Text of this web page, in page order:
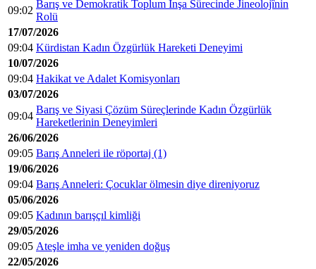
09:02
Barış ve Demokratik Toplum İnşa Sürecinde Jineolojînin
Rolü
17/07/2026
09:04 Kürdistan Kadın Özgürlük Hareketi Deneyimi
10/07/2026
09:04 Hakikat ve Adalet Komisyonları
03/07/2026
09:04
Barış ve Siyasi Çözüm Süreçlerinde Kadın Özgürlük
Hareketlerinin Deneyimleri
26/06/2026
09:05 Barış Anneleri ile röportaj (1)
19/06/2026
09:04 Barış Anneleri: Çocuklar ölmesin diye direniyoruz
05/06/2026
09:05 Kadının barışçıl kimliği
29/05/2026
09:05 Ateşle imha ve yeniden doğuş
22/05/2026